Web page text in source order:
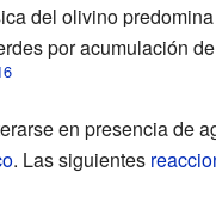
del olivino
por acumulación
en presencia de
. Las siguientes